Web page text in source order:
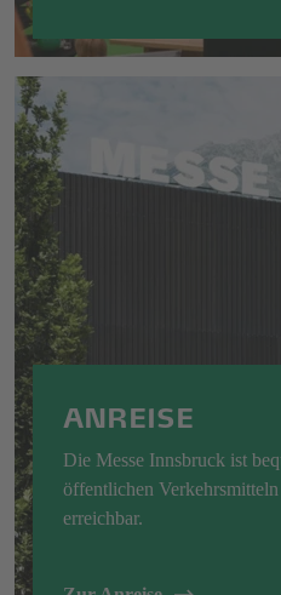
ANREISE
Die Messe Innsbruck ist
öffentlichen
erreichbar.